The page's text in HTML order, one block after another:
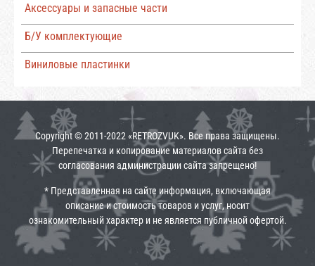
Аксессуары и запасные части
Б/У комплектующие
Виниловые пластинки
Copyright © 2011-2022 «RETROZVUK». Все права защищены.
Перепечатка и копирование материалов сайта без
согласования администрации сайта запрещено!
* Представленная на сайте информация, включающая
описание и стоимость товаров и услуг, носит
ознакомительный характер и не является публичной офертой.